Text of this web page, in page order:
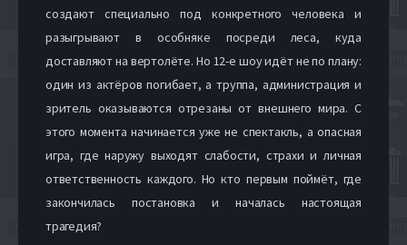
создают специально под конкретного человека и
разыгрывают в особняке посреди леса, куда
доставляют на вертолёте. Но 12-е шоу идёт не по плану:
один из актёров погибает, а труппа, администрация и
зритель оказываются отрезаны от внешнего мира. С
этого момента начинается уже не спектакль, а опасная
игра, где наружу выходят слабости, страхи и личная
ответственность каждого. Но кто первым поймёт, где
закончилась постановка и началась настоящая
трагедия?